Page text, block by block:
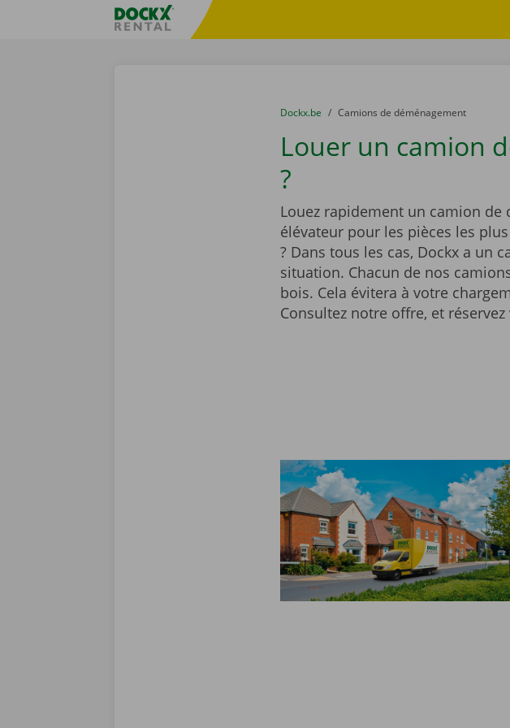
sitename
You are here:
du
Dockx.be to
Camions de déménagement
Louer un camion
?
Louez rapidement un camion de
élévateur pour les pièces les
? Dans tous les cas, Dockx a un
situation. Chacun de nos
bois. Cela évitera à votre
Consultez notre offre, et